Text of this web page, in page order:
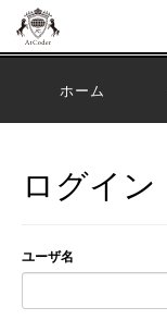
ホーム
ログイン
ユーザ名